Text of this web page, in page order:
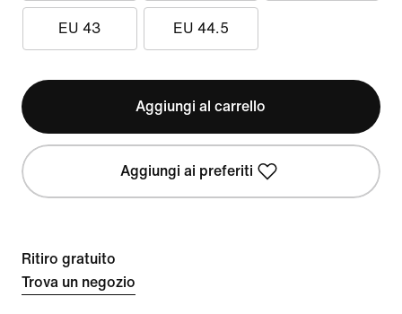
EU 43 EU 44.5
Aggiungi al carrello
Aggiungi ai preferiti
Ritiro gratuito
Trova un negozio